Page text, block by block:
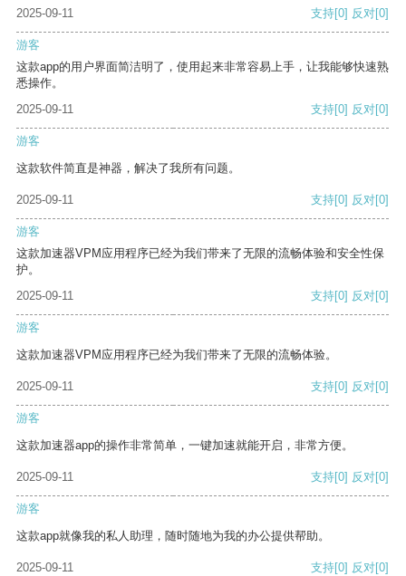
2025-09-11
支持[0] 反对[0]
游客
这款app的用户界面简洁明了，使用起来非常容易上手，让我能够快速熟
悉操作。
2025-09-11
支持[0] 反对[0]
游客
这款软件简直是神器，解决了我所有问题。
2025-09-11 支持[0] 反对[0]
游客
这款加速器VPM应用程序已经为我们带来了无限的流畅体验和安全性保
护。
2025-09-11
支持[0] 反对[0]
游客
这款加速器VPM应用程序已经为我们带来了无限的流畅体验。
2025-09-11 支持[0] 反对[0]
游客
这款加速器app的操作非常简单，一键加速就能开启，非常方便。
2025-09-11 支持[0] 反对[0]
游客
这款app就像我的私人助理，随时随地为我的办公提供帮助。
2025-09-11 支持[0] 反对[0]